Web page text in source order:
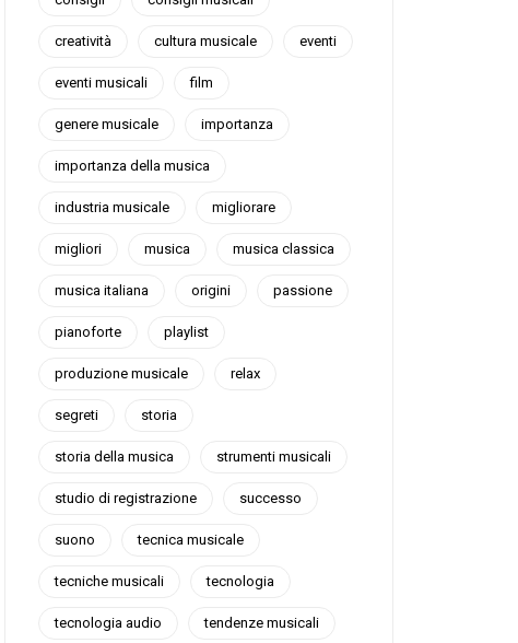
creatività cultura musicale eventi
eventi musicali film
genere musicale importanza
importanza della musica
industria musicale migliorare
migliori musica musica classica
musica italiana origini passione
pianoforte playlist
produzione musicale relax
segreti storia
storia della musica strumenti musicali
studio di registrazione successo
suono tecnica musicale
tecniche musicali tecnologia
tecnologia audio tendenze musicali